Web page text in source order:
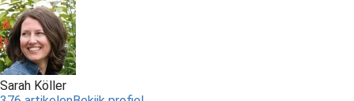
Sarah Köller